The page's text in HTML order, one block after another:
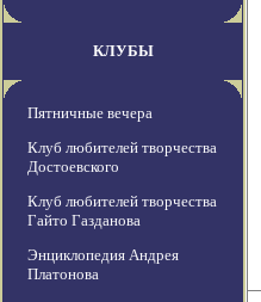
КЛУБЫ
Пятничные вечера
Клуб любителей творчества
Достоевского
Клуб любителей творчества
Гайто Газданова
Энциклопедия Андрея
Платонова